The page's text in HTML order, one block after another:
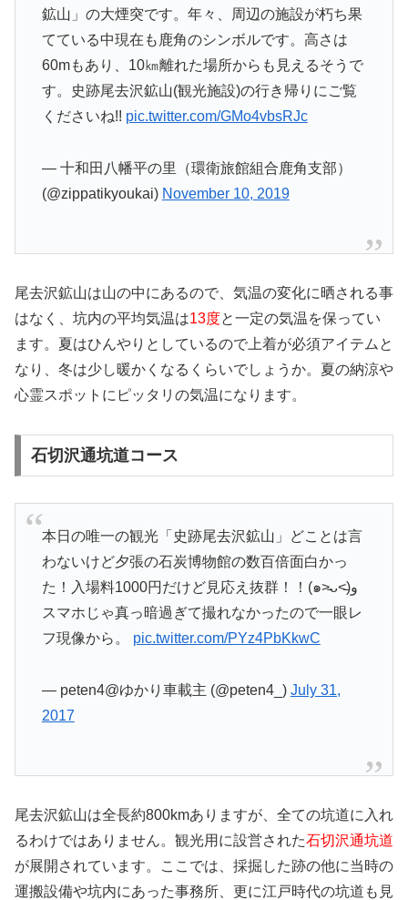
鉱山」の大煙突です。年々、周辺の施設が朽ち果
てている中現在も鹿角のシンボルです。高さは
60mもあり、10㎞離れた場所からも見えるそうで
す。史跡尾去沢鉱山(観光施設)の行き帰りにご覧
くださいね!! pic.twitter.com/GMo4vbsRJc
— 十和田八幡平の里（環衛旅館組合鹿角支部）
(@zippatikyoukai) November 10, 2019
尾去沢鉱山は山の中にあるので、気温の変化に晒される事
はなく、坑内の平均気温は13度と一定の気温を保ってい
ます。夏はひんやりとしているので上着が必須アイテムと
なり、冬は少し暖かくなるくらいでしょうか。夏の納涼や
心霊スポットにピッタリの気温になります。
石切沢通坑道コース
本日の唯一の観光「史跡尾去沢鉱山」どことは言
わないけど夕張の石炭博物館の数百倍面白かっ
た！入場料1000円だけど見応え抜群！！(๑˃̵ᴗ˂̵)و
スマホじゃ真っ暗過ぎて撮れなかったので一眼レ
フ現像から。 pic.twitter.com/PYz4PbKkwC
— peten4@ゆかり車載主 (@peten4_) July 31,
2017
尾去沢鉱山は全長約800kmありますが、全ての坑道に入れ
るわけではありません。観光用に設営された石切沢通坑道
が展開されています。ここでは、採掘した跡の他に当時の
運搬設備や坑内にあった事務所、更に江戸時代の坑道も見